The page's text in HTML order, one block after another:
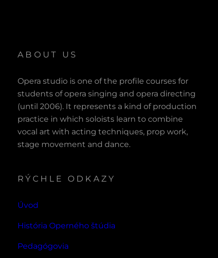
ABOUT US
Opera studio is one of the profile courses for
students of opera singing and opera directing
(until 2006). It represents a kind of production
practice in which soloists learn to combine
vocal art with acting techniques, prop work,
stage movement and dance.
RÝCHLE ODKAZY
Úvod
História Operného štúdia
Pedagógovia